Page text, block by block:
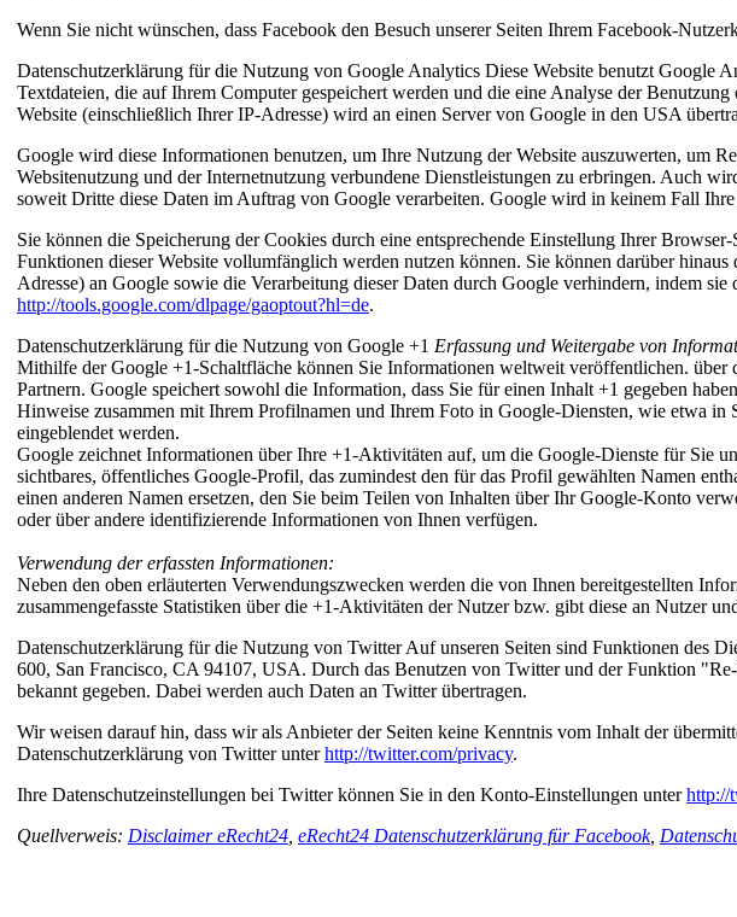
Wenn Sie nicht wünschen, dass Facebook den Besuch unserer Seiten Ihrem Facebook-
Datenschutzerklärung für die Nutzung von Google Analytics Diese Website benutzt Google
Textdateien, die auf Ihrem Computer gespeichert werden und die eine Analyse der
Website (einschließlich Ihrer IP-Adresse) wird an einen Server von Google in den USA
Google wird diese Informationen benutzen, um Ihre Nutzung der Website auszuwerten, um
Websitenutzung und der Internetnutzung verbundene Dienstleistungen zu erbringen. Auch
soweit Dritte diese Daten im Auftrag von Google verarbeiten. Google wird in keinem Fall
Sie können die Speicherung der Cookies durch eine entsprechende Einstellung Ihrer
Funktionen dieser Website vollumfänglich werden nutzen können. Sie können darüber
Adresse) an Google sowie die Verarbeitung dieser Daten durch Google verhindern, indem
http://tools.google.com/dlpage/gaoptout?hl=de.
Datenschutzerklärung für die Nutzung von Google +1 Erfassung und Weitergabe von
Mithilfe der Google +1-Schaltfläche können Sie Informationen weltweit veröffentlichen.
Partnern. Google speichert sowohl die Information, dass Sie für einen Inhalt +1 gegeben
Hinweise zusammen mit Ihrem Profilnamen und Ihrem Foto in Google-Diensten, wie etwa
eingeblendet werden.
Google zeichnet Informationen über Ihre +1-Aktivitäten auf, um die Google-Dienste für Sie
sichtbares, öffentliches Google-Profil, das zumindest den für das Profil gewählten Namen
einen anderen Namen ersetzen, den Sie beim Teilen von Inhalten über Ihr Google-Konto
oder über andere identifizierende Informationen von Ihnen verfügen.
Verwendung der erfassten Informationen:
Neben den oben erläuterten Verwendungszwecken werden die von Ihnen bereitgestellten
zusammengefasste Statistiken über die +1-Aktivitäten der Nutzer bzw. gibt diese an Nutzer
Datenschutzerklärung für die Nutzung von TwitterAuf unseren Seiten sind Funktionen des
600, San Francisco, CA 94107, USA. Durch das Benutzen von Twitter und der Funktion
bekannt gegeben. Dabei werden auch Daten an Twitter übertragen.
Wir weisen darauf hin, dass wir als Anbieter der Seiten keine Kenntnis vom Inhalt der
Datenschutzerklärung von Twitter unterhttp://twitter.com/privacy.
Ihre Datenschutzeinstellungen bei Twitter können Sie in den Konto-Einstellungen unterhttp://
Quellverweis: Disclaimer eRecht24 eRecht24 Datenschutzerklärung für Facebook,